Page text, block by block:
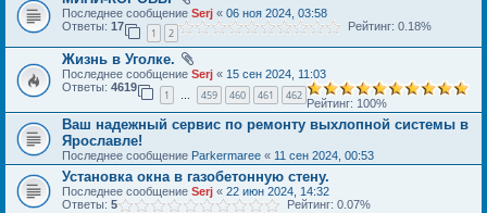
Последнее сообщение Serj « 06 ноя 2024, 03:58
Ответы: 17
1 2
Рейтинг: 0.18%
Жизнь в Уголке.
Последнее сообщение Serj « 15 сен 2024, 11:03
Ответы: 4619
1 … 459 460 461 462
Рейтинг: 100%
Ваш надежный сервис по ремонту выхлопной системы в
Ярославле!
Последнее сообщение Parkermaree « 11 сен 2024, 00:53
Установка окна в газобетонную стену.
Последнее сообщение Serj « 22 июн 2024, 14:32
Ответы: 5 Рейтинг: 0.07%